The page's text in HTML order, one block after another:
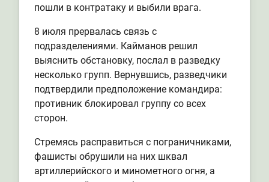
пошли в контратаку и выбили врага.
8 июля прервалась связь с
подразделениями. Кайманов решил
выяснить обстановку, послал в разведку
несколько групп. Вернувшись, разведчики
подтвердили предположение командира:
противник блокировал группу со всех
сторон.
Стремясь расправиться с пограничниками,
фашисты обрушили на них шквал
артиллерийского и минометного огня, а